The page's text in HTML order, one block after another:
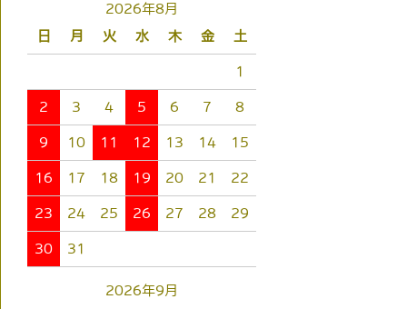
2026年8月
日
月 火 水 木 金 土
1
2 3 4 5 6 7 8
9 10 11 12 13 14 15
16 17 18 19 20 21 22
23 24 25 26 27 28 29
30 31
2026年9月